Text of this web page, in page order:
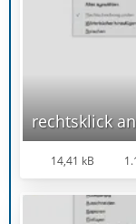
rechtsklick
14,41 kB